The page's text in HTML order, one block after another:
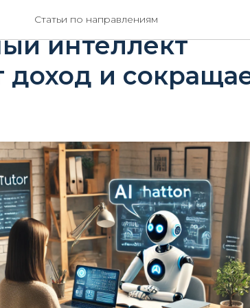
Статьи по направлениям
как
интеллект
доход и